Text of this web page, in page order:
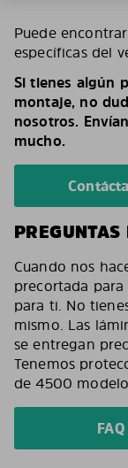
Puede
específicas del
Si tienes algún
montaje, no
nosotros.
mucho.
PREGUNTAS
Cuando nos
precortada
para ti. No
mismo. Las
se entregan
Tenemos
de 4500
FAQ